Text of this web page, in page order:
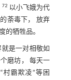
72 以小飞娥为代
荼毒下， 放弃
的牺牲品。
是一对相敬如
磨坊， 每天一
村霸欺凌”等困